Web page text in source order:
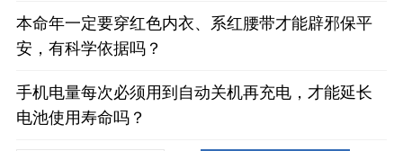
本命年一定要穿红色内衣、系红腰带才能辟邪保平
安，有科学依据吗？
手机电量每次必须用到自动关机再充电，才能延长
电池使用寿命吗？